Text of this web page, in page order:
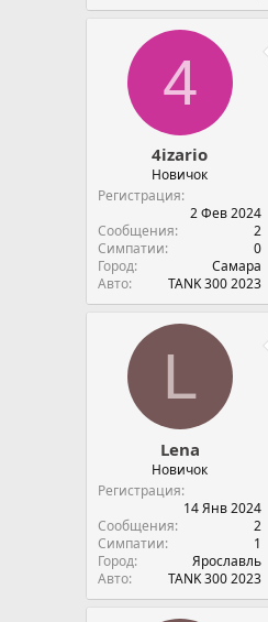
4
4izario
Новичок
Регистрация
2 Фев 2024
Сообщения
2
Симпатии
0
Город
Самара
Авто
TANK 300 2023
L
Lena
Новичок
Регистрация
14 Янв 2024
Сообщения
2
Симпатии
1
Город
Ярославль
Авто
TANK 300 2023